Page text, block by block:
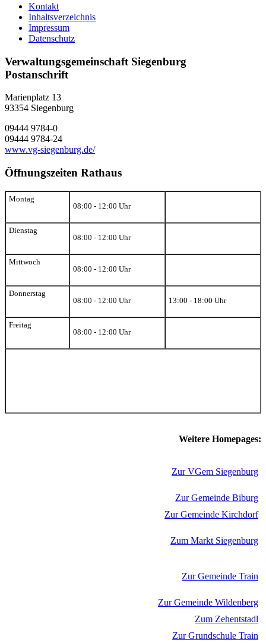
Kontakt
Inhaltsverzeichnis
Impressum
Datenschutz
Verwaltungsgemeinschaft Siegenburg
Postanschrift
Marienplatz 13
93354 Siegenburg
09444 9784-0
09444 9784-24
www.vg-siegenburg.de/
Öffnungszeiten Rathaus
Montag
08:00 - 12:00 Uhr
Dienstag
08:00 - 12:00 Uhr
Mittwoch
08:00 - 12:00 Uhr
Donnerstag
08:00 - 12:00 Uhr
13:00 - 18:00 Uhr
Freitag
08:00 - 12:00 Uhr
Weitere Homepages:
Zur VGem Siegenburg
Zur Gemeinde Biburg
Zur Gemeinde Kirchdorf
Zum Markt Siegenburg
Zur Gemeinde Train
Zur Gemeinde Wildenberg
Zum Zehentstadl
Zur Grundschule Train